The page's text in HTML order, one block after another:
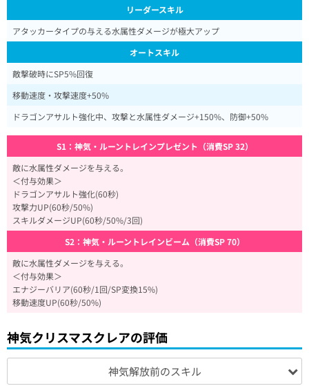
リーダースキル
アタッカータイプの与える水属性ダメージが極大アップ
オートスキル
敵撃破時にSP5%回復
移動速度・攻撃速度+50%
ドラゴンアサルト強化中、攻撃と水属性ダメージ+150%、防御+50%
S1：神気・ルーントレインプレゼント（消費SP 32）
敵に水属性ダメージを与える。
＜付与効果＞
ドラゴンアサルト強化(60秒)
攻撃力UP(60秒/50%)
スキルダメージUP(60秒/50%/3回)
S2：神気・ルーントレインビーム（消費SP 70）
敵に水属性ダメージを与える。
＜付与効果＞
エナジーバリア(60秒/1回/SP変換15%)
移動速度UP(60秒/50%)
神気クリスマスクレアの評価
神気解放前のスキル